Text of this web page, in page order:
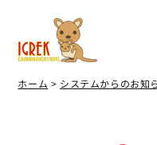
ホーム > システムからのお知